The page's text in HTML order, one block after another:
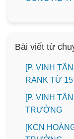
Bài viết từ
[P. VINH
RANK TỪ
[P. VINH
TRƯỞNG
️[KCN